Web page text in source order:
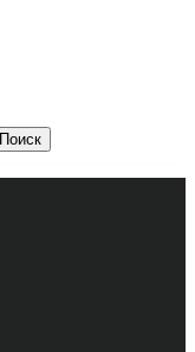
Поиск